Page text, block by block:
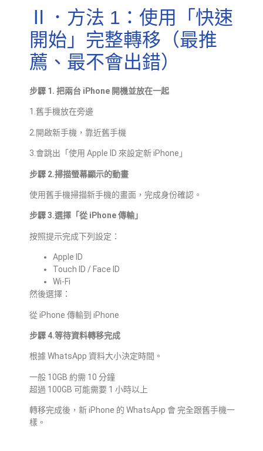
Ⅱ．方法 1：使用「快速
開始」完整轉移（最推
薦、最不會出錯）
步驟 1. 把兩台 iPhone 開機並放在一起
1.舊手機放在旁邊
2.開啟新手機，靠近舊手機
3.會跳出「使用 Apple ID 來設定新 iPhone」
步驟 2.掃描螢幕顯示的動畫
使用舊手機掃描新手機的畫面，完成身份確認。
步驟 3.選擇「從 iPhone 傳輸」
按照提示完成下列設定：
Apple ID
Touch ID / Face ID
Wi-Fi
然後選擇：
從 iPhone 傳輸到 iPhone
步驟 4.等待資料轉移完成
根據 WhatsApp 資料大小決定時間。
一般 10GB 約需 10 分鐘
超過 100GB 可能需要 1 小時以上
轉移完成後，新 iPhone 的 WhatsApp 會 完全跟舊手機一
樣。